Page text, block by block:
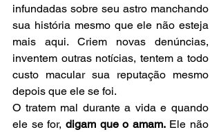
infundadas sobre seu astro manchando
sua história mesmo que ele não esteja
mais aqui. Criem novas denúncias,
inventem outras notícias, tentem a todo
custo macular sua reputação mesmo
depois que ele se foi.
O tratem mal durante a vida e quando
ele se for, digam que o amam. Ele não